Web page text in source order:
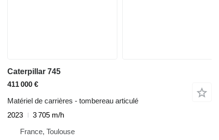
Caterpillar 745
411 000 €
Matériel de carrières - tombereau articulé
2023
3 705 m/h
France, Toulouse